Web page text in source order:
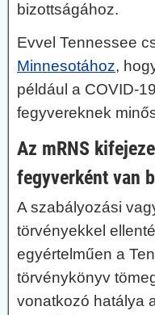
bizottságához.
Evvel Tennessee
Minnesotához,
például a COVID-
fegyvereknek
Az mRNS
fegyverként van
A szabályozási
törvényekkel
egyértelműen a
törvénykönyv
vonatkozó hatálya